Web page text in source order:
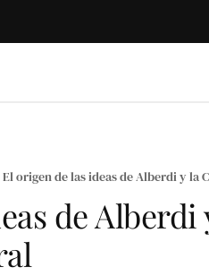
El origen de las ideas de Alberdi y la
de Alberdi